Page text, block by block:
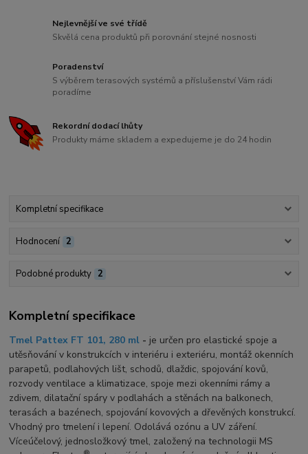
Nejlevnější ve své třídě
Skvělá cena produktů při porovnání stejné nosnosti
Poradenství
S výběrem terasových systémů a příslušenství Vám rádi
poradíme
Rekordní dodací lhůty
Produkty máme skladem a expedujeme je do 24 hodin
Kompletní specifikace
Hodnocení 2
Podobné produkty 2
Kompletní specifikace
Tmel Pattex FT 101, 280 ml - je určen pro elastické spoje a
utěsňování v konstrukcích v interiéru i exteriéru, montáž okenních
parapetů, podlahových lišt, schodů, dlaždic, spojování kovů,
rozvody ventilace a klimatizace, spoje mezi okenními rámy a
zdivem, dilatační spáry v podlahách a stěnách na balkonech,
terasách a bazénech, spojování kovových a dřevěných konstrukcí.
Vhodný pro tmelení i lepení. Odolává ozónu a UV záření.
Víceúčelový, jednosložkový tmel, založený na technologii MS